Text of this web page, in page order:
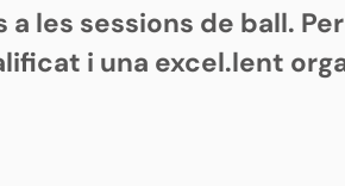
les sessions de ball.
i una excel.lent